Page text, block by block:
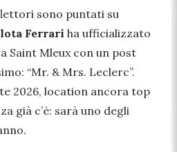
sono puntati su
Ferrari ha ufficializzato
Saint Mleux con un post
“Mr. & Mrs. Leclerc”.
2026, location ancora top
già c’è: sarà uno degli